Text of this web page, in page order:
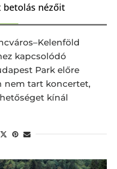
betolás nézőit
kapcsolódó
Park előre
nem tart koncertet,
kínál